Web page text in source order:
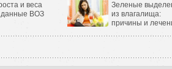
и веса
данные ВОЗ
Зеленые
из влагалища:
причины и